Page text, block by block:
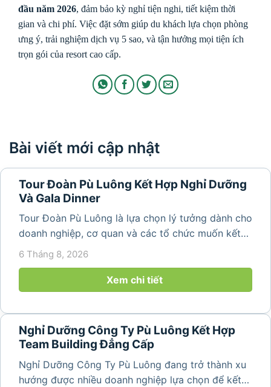
đầu năm 2026, đảm bảo kỳ nghỉ tiện nghi, tiết kiệm thời
gian và chi phí. Việc đặt sớm giúp du khách lựa chọn phòng
ưng ý, trải nghiệm dịch vụ 5 sao, và tận hưởng mọi tiện ích
trọn gói của resort cao cấp.
Bài viết mới cập nhật
Tour Đoàn Pù Luông Kết Hợp Nghỉ Dưỡng
Và Gala Dinner
Tour Đoàn Pù Luông là lựa chọn lý tưởng dành cho
doanh nghiệp, cơ quan và các tổ chức muốn kết
hợp nghỉ dưỡng, tham quan và tổ chức các hoạt
nguyên sơ, không khí...
6 Tháng 8, 2026
Xem chi tiết
Nghỉ Dưỡng Công Ty Pù Luông Kết Hợp
Team Building Đẳng Cấp
Nghỉ Dưỡng Công Ty Pù Luông đang trở thành xu
hướng được nhiều doanh nghiệp lựa chọn để kết